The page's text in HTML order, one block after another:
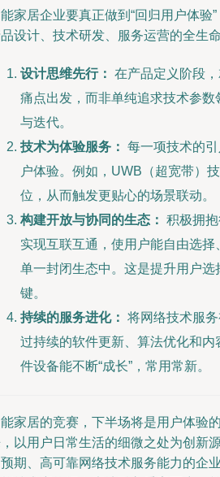
家居企业要真正做到“回归用户体验
设计、技术研发、服务运营的全生命
设计思维先行： 在产品定义阶段
痛点出发，而非单纯追求技术参
与迭代。
技术为体验服务： 每一项技术的
户体验。例如，UWB（超宽带）
位，从而触发更贴心的场景联动。
构建开放与协同的生态： 积极拥
实现互联互通，使用户能自由选
单一封闭生态中。这是提升用户
键。
持续的服务进化： 将网络技术服
过持续的软件更新、算法优化和
件设备能不断“成长”，常用常新。
家居的竞赛，下半场将是用户体验
以用户日常生活的细微之处为创新
期、高可靠网络技术服务能力的企